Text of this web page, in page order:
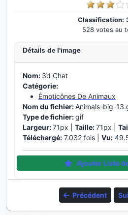
Classification:
528 votes au
Détails de l'image
Nom: 3d Chat
Catégorie:
Émoticônes De Animaux
Nom du fichier:Animals-big-
Type de fichier:gif
Largeur:71px | Taille:71px |
Téléchargé: 7.032 fois | Vu:
Ajouter Liste
Précédent